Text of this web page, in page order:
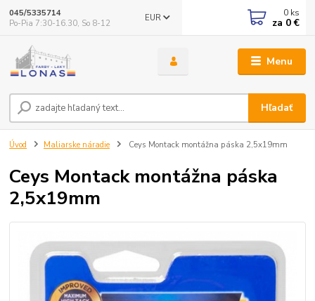
Menu
EUR
Hľadať
045/5335714
Po-Pia 7:30-16.30, So 8-12
0 ks
za 0 €
Úvod Maliarske náradie Ceys Montack montážna páska 2,5x19mm
Ceys Montack montážna páska
2,5x19mm